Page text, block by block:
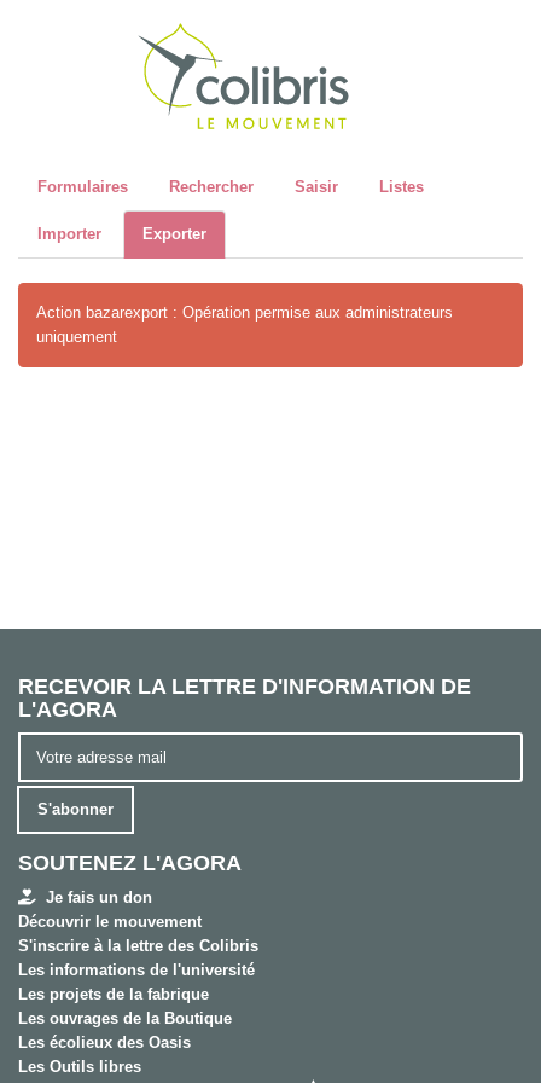
Formulaires Rechercher Saisir Listes
Importer Exporter
Action bazarexport : Opération permise aux administrateurs
uniquement
RECEVOIR LA LETTRE D'INFORMATION DE
L'AGORA
S'abonner
SOUTENEZ L'AGORA
Je fais un don
Découvrir le mouvement
S'inscrire à la lettre des Colibris
Les informations de l'université
Les projets de la fabrique
Les ouvrages de la Boutique
Les écolieux des Oasis
Les Outils libres